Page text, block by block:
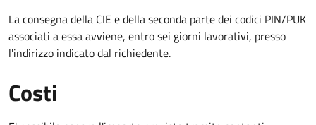
La consegna della CIE e della seconda parte dei codici PIN/PUK
associati a essa avviene, entro sei giorni lavorativi, presso
l'indirizzo indicato dal richiedente.
Costi